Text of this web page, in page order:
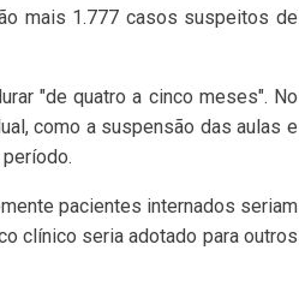
mais 1.777 casos suspeitos de
"de quatro a cinco meses". No
como a suspensão das aulas e
pacientes internados seriam
clínico seria adotado para outros